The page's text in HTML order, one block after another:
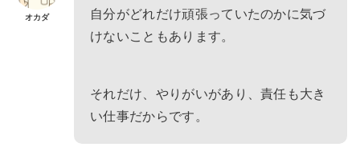
オカダ
自分がどれだけ頑張っていたのかに気づ
けないこともあります。
それだけ、やりがいがあり、責任も大き
い仕事だからです。